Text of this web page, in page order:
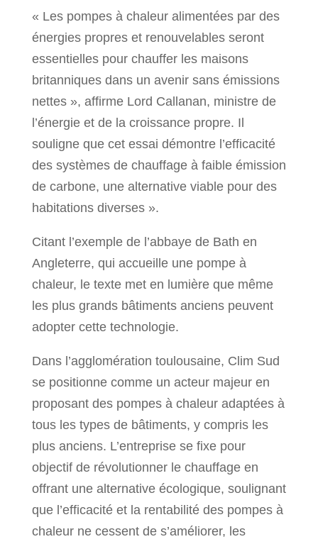
« Les pompes à chaleur alimentées par des
énergies propres et renouvelables seront
essentielles pour chauffer les maisons
britanniques dans un avenir sans émissions
nettes », affirme Lord Callanan, ministre de
l’énergie et de la croissance propre. Il
souligne que cet essai démontre l’efficacité
des systèmes de chauffage à faible émission
de carbone, une alternative viable pour des
habitations diverses ».
Citant l’exemple de l’abbaye de Bath en
Angleterre, qui accueille une pompe à
chaleur, le texte met en lumière que même
les plus grands bâtiments anciens peuvent
adopter cette technologie.
Dans l’agglomération toulousaine, Clim Sud
se positionne comme un acteur majeur en
proposant des pompes à chaleur adaptées à
tous les types de bâtiments, y compris les
plus anciens. L’entreprise se fixe pour
objectif de révolutionner le chauffage en
offrant une alternative écologique, soulignant
que l’efficacité et la rentabilité des pompes à
chaleur ne cessent de s’améliorer, les